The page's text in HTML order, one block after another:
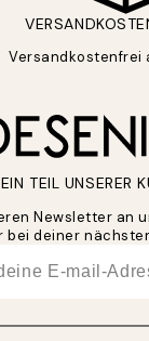
Versandkostenfrei
TEIL UNSERER
Newsletter an
bei deiner